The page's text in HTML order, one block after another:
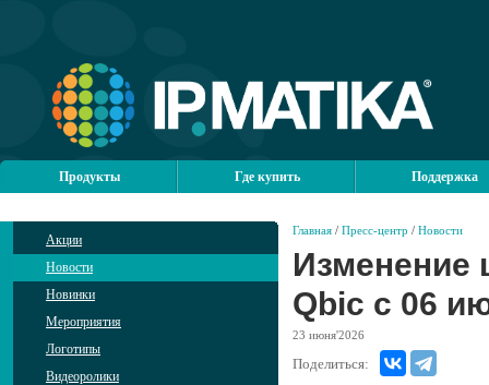
Продукты Где купить Поддержка
Акции
Новости
Новинки
Мероприятия
Логотипы
Видеоролики
Главная / Пресс-центр / Новости
Изменение
Qbic с 06
23 июня'2026
Поделиться: